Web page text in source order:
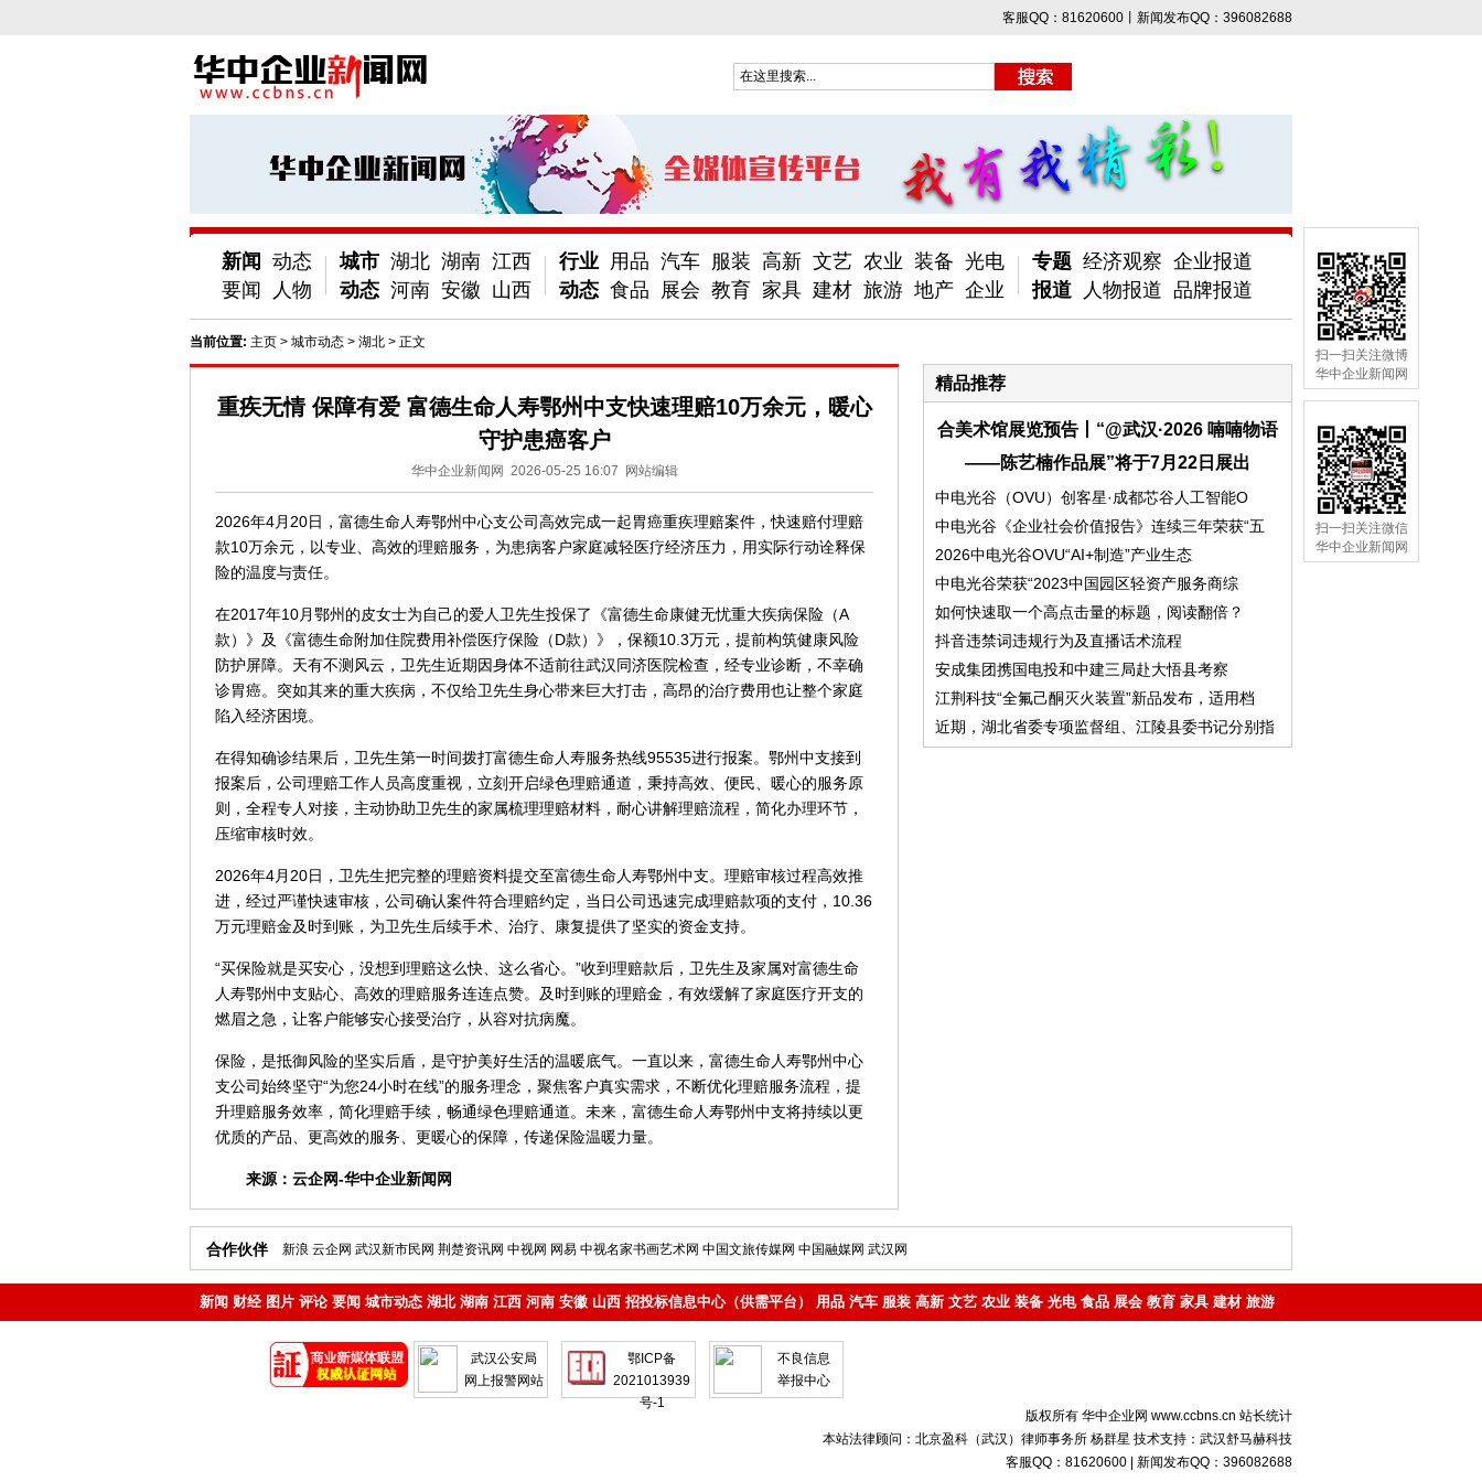
客服QQ：81620600丨新闻发布QQ：396082688
新闻
要闻
动态
人物
城市
动态
湖北 湖南 江西
河南 安徽 山西
行业
动态
用品 汽车 服装 高新 文艺 农业 装备 光电
食品
展会 教育 家具 建材 旅游 地产 企业
专题
报道
经济观察 企业报道
人物报道 品牌报道
扫一扫关注微博
华中企业新闻网
扫一扫关注微信
华中企业新闻网
当前位置: 主页 > 城市动态 > 湖北 > 正文
重疾无情 保障有爱 富德生命人寿鄂州中支快速理赔10万余元，暖心
守护患癌客户
华中企业新闻网 2026-05-25 16:07 网站编辑
2026年4月20日，富德生命人寿鄂州中心支公司高效完成一起胃癌重疾理赔案件，快速赔付理赔
款10万余元，以专业、高效的理赔服务，为患病客户家庭减轻医疗经济压力，用实际行动诠释保
险的温度与责任。
在2017年10月鄂州的皮女士为自己的爱人卫先生投保了《富德生命康健无忧重大疾病保险（A
款）》及《富德生命附加住院费用补偿医疗保险（D款）》，保额10.3万元，提前构筑健康风险
防护屏障。天有不测风云，卫先生近期因身体不适前往武汉同济医院检查，经专业诊断，不幸确
诊胃癌。突如其来的重大疾病，不仅给卫先生身心带来巨大打击，高昂的治疗费用也让整个家庭
陷入经济困境。
在得知确诊结果后，卫先生第一时间拨打富德生命人寿服务热线95535进行报案。鄂州中支接到
报案后，公司理赔工作人员高度重视，立刻开启绿色理赔通道，秉持高效、便民、暖心的服务原
则，全程专人对接，主动协助卫先生的家属梳理理赔材料，耐心讲解理赔流程，简化办理环节，
压缩审核时效。
2026年4月20日，卫先生把完整的理赔资料提交至富德生命人寿鄂州中支。理赔审核过程高效推
进，经过严谨快速审核，公司确认案件符合理赔约定，当日公司迅速完成理赔款项的支付，10.36
万元理赔金及时到账，为卫先生后续手术、治疗、康复提供了坚实的资金支持。
“买保险就是买安心，没想到理赔这么快、这么省心。”收到理赔款后，卫先生及家属对富德生命
人寿鄂州中支贴心、高效的理赔服务连连点赞。及时到账的理赔金，有效缓解了家庭医疗开支的
燃眉之急，让客户能够安心接受治疗，从容对抗病魔。
保险，是抵御风险的坚实后盾，是守护美好生活的温暖底气。一直以来，富德生命人寿鄂州中心
支公司始终坚守“为您24小时在线”的服务理念，聚焦客户真实需求，不断优化理赔服务流程，提
升理赔服务效率，简化理赔手续，畅通绿色理赔通道。未来，富德生命人寿鄂州中支将持续以更
优质的产品、更高效的服务、更暖心的保障，传递保险温暖力量。
来源： 云企网-华中企业新闻网
精品推荐
合美术馆展览预告丨“@武汉·2026 喃喃物语
——陈艺楠作品展”将于7月22日展出
中电光谷（OVU）创客星·成都芯谷人工智能O
中电光谷《企业社会价值报告》连续三年荣获“五
2026中电光谷OVU“AI+制造”产业生态
中电光谷荣获“2023中国园区轻资产服务商综
如何快速取一个高点击量的标题，阅读翻倍？
抖音违禁词违规行为及直播话术流程
安成集团携国电投和中建三局赴大悟县考察
江荆科技“全氟己酮灭火装置”新品发布，适用档
近期，湖北省委专项监督组、江陵县委书记分别指
合作伙伴 新浪 云企网 武汉新市民网 荆楚资讯网 中视网 网易 中视名家书画艺术网 中国文旅传媒网 中国融媒网 武汉网
新闻 财经 图片 评论 要闻 城市动态 湖北 湖南 江西 河南 安徽 山西 招投标信息中心（供需平台） 用品 汽车 服装 高新 文艺 农业 装备 光电 食品 展会 教育 家具 建材 旅游
武汉公安局
网上报警网站
鄂ICP备
2021013939
号-1
不良信息
举报中心
版权所有 华中企业网 www.ccbns.cn 站长统计
本站法律顾问：北京盈科（武汉）律师事务所 杨群星 技术支持： 武汉舒马赫科技
客服QQ：81620600
新闻发布QQ：396082688